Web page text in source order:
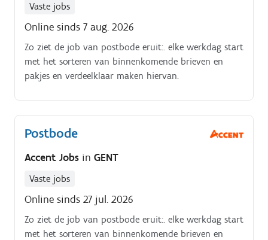
Vaste jobs
Online sinds 7 aug. 2026
Zo ziet de job van postbode eruit:. elke werkdag start
met het sorteren van binnenkomende brieven en
pakjes en verdeelklaar maken hiervan.
Postbode
Accent Jobs in GENT
Vaste jobs
Online sinds 27 jul. 2026
Zo ziet de job van postbode eruit:. elke werkdag start
met het sorteren van binnenkomende brieven en